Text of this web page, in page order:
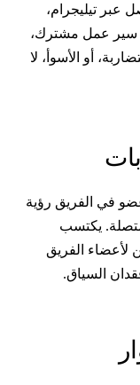
تيليجرام،
عمل مشترك،
أو الأسوأ، لا
الفريق رؤية
يكتسب
الفريق
السياق.